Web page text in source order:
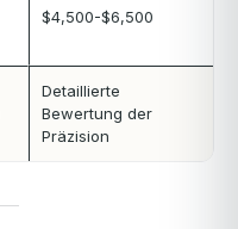
$4,500-$6,500
Detaillierte
Bewertung der
Präzision